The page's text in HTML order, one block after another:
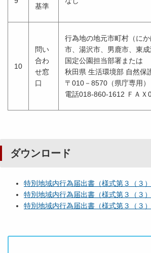
基準
10
問い
合わ
せ窓
口
行為地の地元市町村（に
市、湯沢市、男鹿市、東
国定公園担当部署または
秋田県 生活環境部 自然保
〒010－8570（県庁専用）
電話018-860-1612 ＦＡＸ
ダウンロード
特別地域内行為届出書（様式第３（３）
特別地域内行為届出書（様式第３（３）
特別地域内行為届出書（様式第３（３）